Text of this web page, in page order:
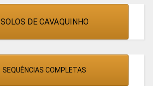
SOLOS DE CAVAQUINHO
SEQUÊNCIAS COMPLETAS